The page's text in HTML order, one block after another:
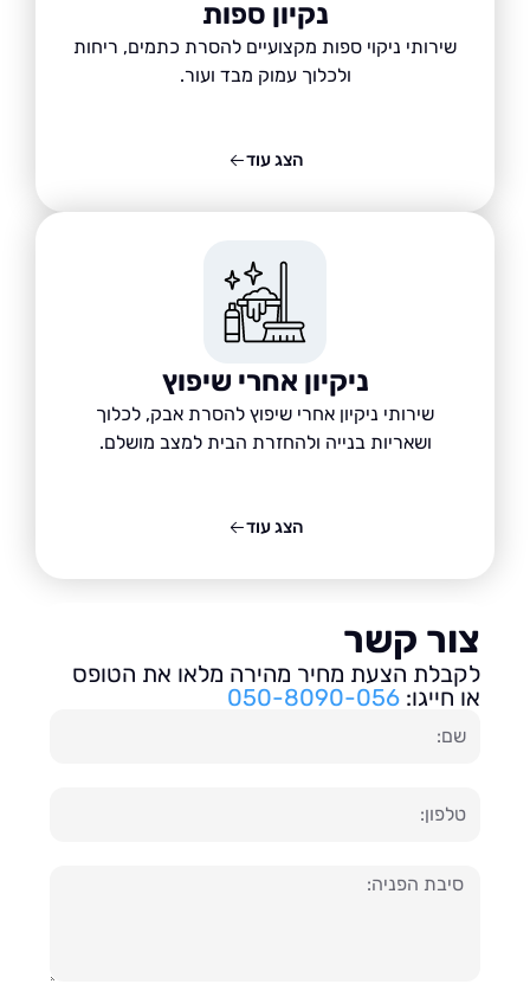
נקיון ספות
שירותי ניקוי ספות מקצועיים להסרת כתמים, ריחות
ולכלוך עמוק מבד ועור.
ניקיון אחרי שיפוץ
שירותי ניקיון אחרי שיפוץ להסרת אבק, לכלוך
ושאריות בנייה ולהחזרת הבית למצב מושלם.
קשר
הצעת מחיר מהירה מלאו את הטופס
חייגו:050-8090-056